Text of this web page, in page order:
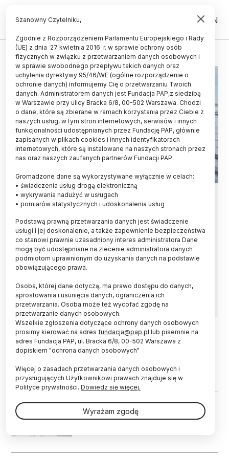
PL EN
MAZOWIECKIE
Mazowieckie/ Najstarsza forma
łodzi - dłubanka - odkryta w
pobliżu Twierdzy Modlin
Najstarszą formę łodzi - dłubankę - odnaleźli
poszukiwacze w pobliżu Spichlerza Twierdzy
Modlin - poinformował PAP w środę archeolog
wodzie, w miejscu ujścia Narwi do Wisły.
HISTORIA I KULTURA 28.05.2024
Mazowieckie/ Podczas prac
ogrodowych dziecko i mama
znaleźli neolityczną siekierkę
22.04.2015
List intencyjny o współpracy ws.
Szanowny Czytelniku,
Zgodnie z Rozporządzeniem Parlamentu Europejskiego i Rady
(UE) z dnia 27 kwietnia 2016 r. w sprawie ochrony osób
fizycznych w związku z przetwarzaniem danych osobowych i
w sprawie swobodnego przepływu takich danych oraz
uchylenia dyrektywy 95/46/WE (ogólne rozporządzenie o
ochronie danych) informujemy Cię o przetwarzaniu Twoich
danych. Administratorem danych jest Fundacja PAP,z siedzibą
w Warszawie przy ulicy Bracka 6/8, 00-502 Warszawa. Chodzi
o dane, które są zbierane w ramach korzystania przez Ciebie z
naszych usług, w tym stron internetowych, serwisów i innych
funkcjonalności udostępnianych przez Fundację PAP, głównie
zapisanych w plikach cookies i innych identyfikatorach
internetowych, które są instalowane na naszych stronach przez
nas oraz naszych zaufanych partnerów Fundacji PAP.
Gromadzone dane są wykorzystywane wyłącznie w celach:
• świadczenia usług drogą elektroniczną
• wykrywania nadużyć w usługach
• pomiarów statystycznych i udoskonalenia usług
Podstawą prawną przetwarzania danych jest świadczenie
usługi i jej doskonalenie, a także zapewnienie bezpieczeństwa
co stanowi prawnie uzasadniony interes administratora Dane
mogą być udostępniane na zlecenie administratora danych
podmiotom uprawnionym do uzyskania danych na podstawie
obowiązującego prawa.
Osoba, której dane dotyczą, ma prawo dostępu do danych,
sprostowania i usunięcia danych, ograniczenia ich
przetwarzania. Osoba może też wycofać zgodę na
przetwarzanie danych osobowych.
Wszelkie zgłoszenia dotyczące ochrony danych osobowych
prosimy kierować na adres fundacja@pap.pl lub pisemnie na
adres Fundacja PAP, ul. Bracka 6/8, 00-502 Warszawa z
dopiskiem "ochrona danych osobowych"
Więcej o zasadach przetwarzania danych osobowych i
przysługujących Użytkownikowi prawach znajduje się w
Polityce prywatności. Dowiedz się więcej.
Wyrażam zgodę